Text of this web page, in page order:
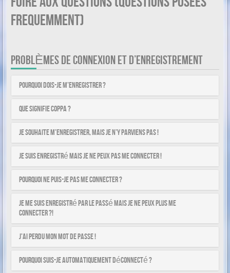
frequemment)
PROBLÈMES DE CONNEXION ET D’ENREGISTREMENT
Pourquoi dois-je m’enregistrer ?
Que signifie COPPA ?
Je souhaite m’enregistrer, mais je n’y parviens pas !
Je suis enregistré mais je ne peux pas me connecter !
Pourquoi ne puis-je pas me connecter ?
Je me suis enregistré par le passé mais je ne peux plus me
connecter ?!
J’ai perdu mon mot de passe !
Pourquoi suis-je automatiquement déconnecté ?